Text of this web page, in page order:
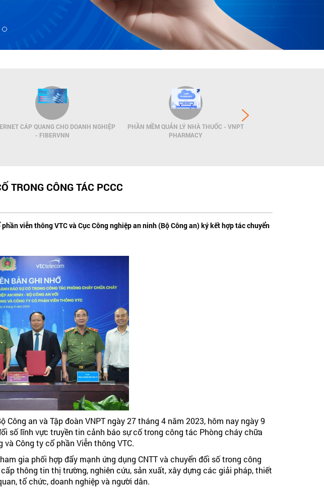
CÁP QUANG CHO DOANH NGHIỆP
- FIBERVNN
PHẦN MỀM QUẢN LÝ NHÀ THUỐC - VNPT
PHARMACY
TRONG CÔNG TÁC PCCC
viễn thông VTC và Cục Công nghiệp an ninh (Bộ Công an) ký kết hợp tác chuyển
an và Tập đoàn VNPT ngày 27 tháng 4 năm 2023, hôm nay ngày 9
số lĩnh vực truyền tin cảnh báo sự cố trong công tác Phòng cháy chữa
Công ty cổ phần Viễn thông VTC.
gia phối hợp đẩy mạnh ứng dụng CNTT và chuyển đổi số trong công
thông tin thị trường, nghiên cứu, sản xuất, xây dựng các giải pháp, thiết
tổ chức, doanh nghiệp và người dân.